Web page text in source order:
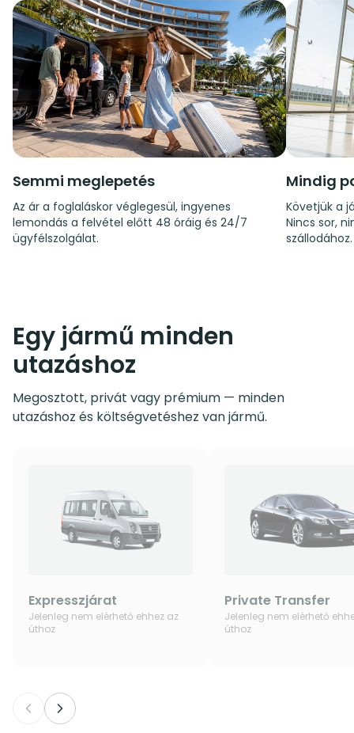
Semmi meglepetés
Az ár a foglaláskor véglegesül, ingyenes
lemondás a felvétel előtt 48 óráig és 24/7
ügyfélszolgálat.
Mindig
Követjük a
Nincs sor,
szállodához.
Egy jármű minden
utazáshoz
Megosztott, privát vagy prémium — minden
utazáshoz és költségvetéshez van jármű.
Expresszjárat
Jelenleg nem elérhető ehhez az
úthoz
Private Transfer
Jelenleg nem elérhető
úthoz